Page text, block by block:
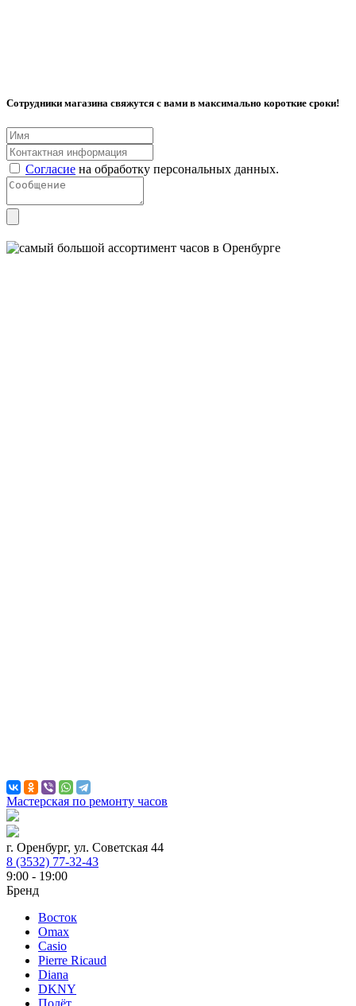
Сотрудники магазина свяжутся с вами в максимально короткие сроки!
Согласие на обработку персональных данных.
Мастерская по ремонту часов
г. Оренбург, ул. Советская 44
8 (3532) 77-32-43
9:00 - 19:00
Бренд
Восток
Omax
Casio
Pierre Ricaud
Diana
DKNY
Полёт